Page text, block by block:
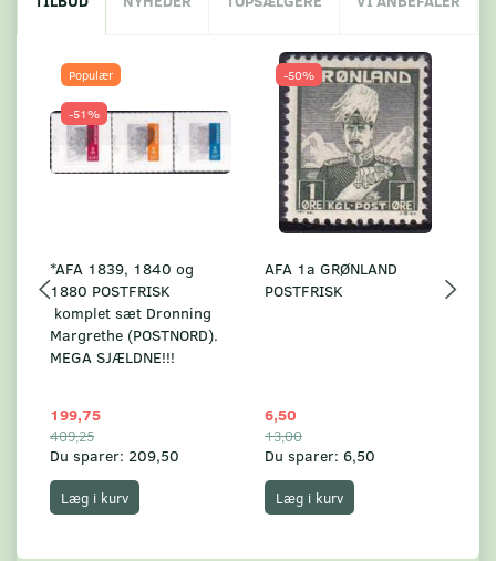
Populær
-51%
*AFA 1839, 1840 og
1880 POSTFRISK
komplet sæt Dronning
Margrethe (POSTNORD).
MEGA SJÆLDNE!!!
199,75
409,25
Du sparer: 209,50
Læg i kurv
-50%
AFA 1a GRØNLAND
POSTFRISK
6,50
13,00
Du sparer: 6,50
Læg i kurv